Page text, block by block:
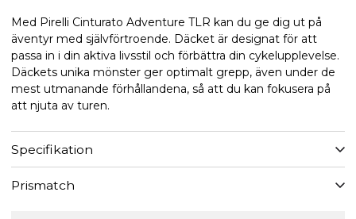
Med Pirelli Cinturato Adventure TLR kan du ge dig ut på
äventyr med självförtroende. Däcket är designat för att
passa in i din aktiva livsstil och förbättra din cykelupplevelse.
Däckets unika mönster ger optimalt grepp, även under de
mest utmanande förhållandena, så att du kan fokusera på
att njuta av turen.
Specifikation
Prismatch